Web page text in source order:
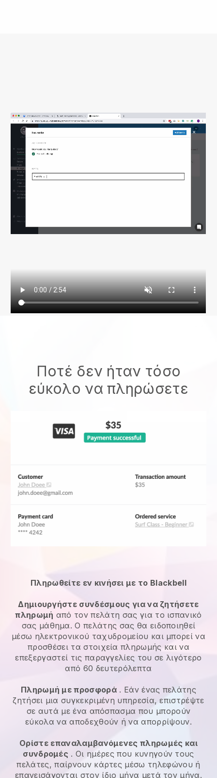
Ποτέ δεν ήταν τόσο
εύκολο να πληρώσετε
Πληρωθείτε εν κινήσει με το Blackbell
Δημιουργήστε συνδέσμους για να ζητήσετε
πληρωμή από τον πελάτη σας για το ισπανικό
σας μάθημα. Ο πελάτης σας θα ειδοποιηθεί
μέσω ηλεκτρονικού ταχυδρομείου και μπορεί να
προσθέσει τα στοιχεία πληρωμής και να
επεξεργαστεί τις παραγγελίες του σε λιγότερο
από 60 δευτερόλεπτα
Πληρωμή με προσφορά . Εάν ένας πελάτης
ζητήσει μια συγκεκριμένη υπηρεσία, επιστρέψτε
σε αυτά με ένα απόσπασμα που μπορούν
εύκολα να αποδεχθούν ή να απορρίψουν.
Ορίστε επαναλαμβανόμενες πληρωμές και
συνδρομές . Οι ημέρες που κυνηγούν τους
πελάτες, παίρνουν κάρτες μέσω τηλεφώνου ή
επανεισάγονται στον ίδιο μήνα μετά τον μήνα.